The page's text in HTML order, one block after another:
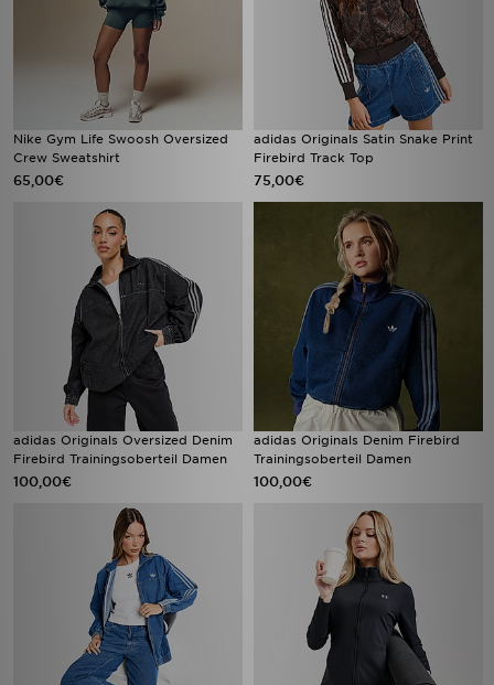
Nike Gym Life Swoosh Oversized
Crew Sweatshirt
65,00€
adidas Originals Satin Snake Print
Firebird Track Top
75,00€
adidas Originals Oversized Denim
Firebird Trainingsoberteil Damen
100,00€
adidas Originals Denim Firebird
Trainingsoberteil Damen
100,00€